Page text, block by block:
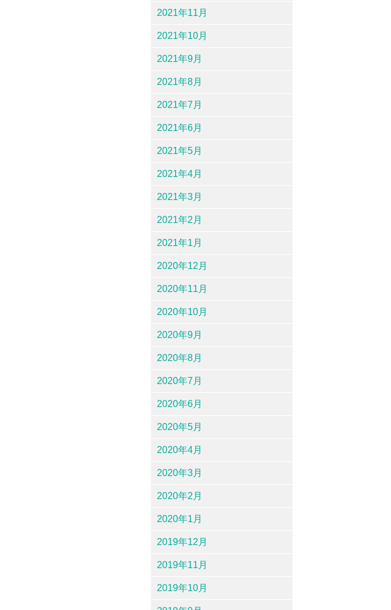
2021年11月
2021年10月
2021年9月
2021年8月
2021年7月
2021年6月
2021年5月
2021年4月
2021年3月
2021年2月
2021年1月
2020年12月
2020年11月
2020年10月
2020年9月
2020年8月
2020年7月
2020年6月
2020年5月
2020年4月
2020年3月
2020年2月
2020年1月
2019年12月
2019年11月
2019年10月